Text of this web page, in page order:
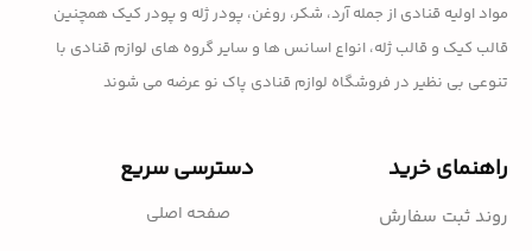
مواد اولیه قنادی از جمله آرد، شکر، روغن، پودر ژله و پودر کیک همچنین
قالب کیک و قالب ژله، انواع اسانس ها و سایر گروه های لوازم قنادی با
تنوعی بی نظیر در فروشگاه لوازم قنادی پاک نو عرضه می شوند
راهنمای خرید
روند ثبت سفارش
دسترسی سریع
صفحه اصلی